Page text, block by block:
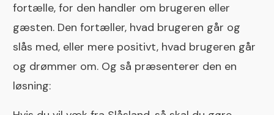
fortælle, for den handler om brugeren eller
gæsten. Den fortæller, hvad brugeren går og
slås med, eller mere positivt, hvad brugeren går
og drømmer om. Og så præsenterer den en
løsning: